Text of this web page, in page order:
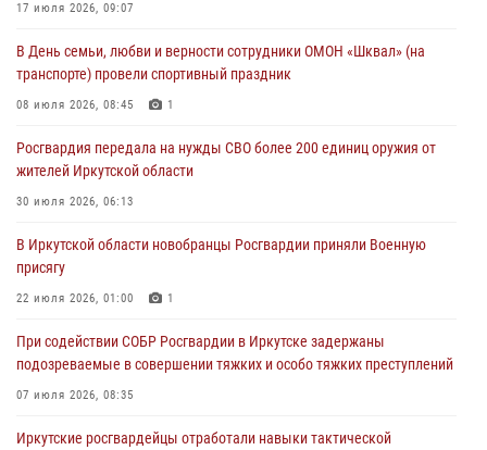
Росгвардия передала на нужды СВО более 200 единиц оружия от
При силовой поддержке СОБР Росгвардии в Иркутской области
30 июля 2026, 04:19
В честь 10-летия Росгвардии сотрудники вневедомственной охраны
в ведомстве
29 июля 2026, 03:44
17 июля 2026, 09:07
В День семьи, любви и верности сотрудники ОМОН «Шквал» (на
транспорте) провели спортивный праздник
08 июля 2026, 08:45 1
Росгвардия передала на нужды СВО более 200 единиц оружия от
жителей Иркутской области
30 июля 2026, 06:13
В Иркутской области новобранцы Росгвардии приняли Военную
присягу
22 июля 2026, 01:00 1
При содействии СОБР Росгвардии в Иркутске задержаны
подозреваемые в совершении тяжких и особо тяжких преступлений
07 июля 2026, 08:35
Иркутские росгвардейцы отработали навыки тактической